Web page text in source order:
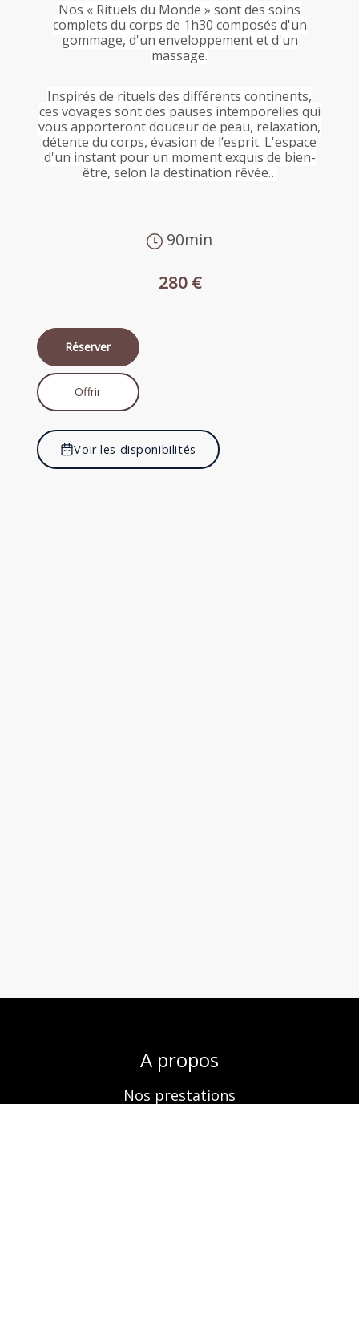
Nos « Rituels du Monde » sont des soins
complets du corps de 1h30 composés d'un
gommage, d'un enveloppement et d'un
massage.
Inspirés de rituels des différents continents,
ces voyages sont des pauses intemporelles qui
vous apporteront douceur de peau, relaxation,
détente du corps, évasion de l’esprit. L'espace
d'un instant pour un moment exquis de bien-
être, selon la destination rêvée…
90min
280 €
Réserver
Offrir
Voir les disponibilités
A propos
Nos prestations